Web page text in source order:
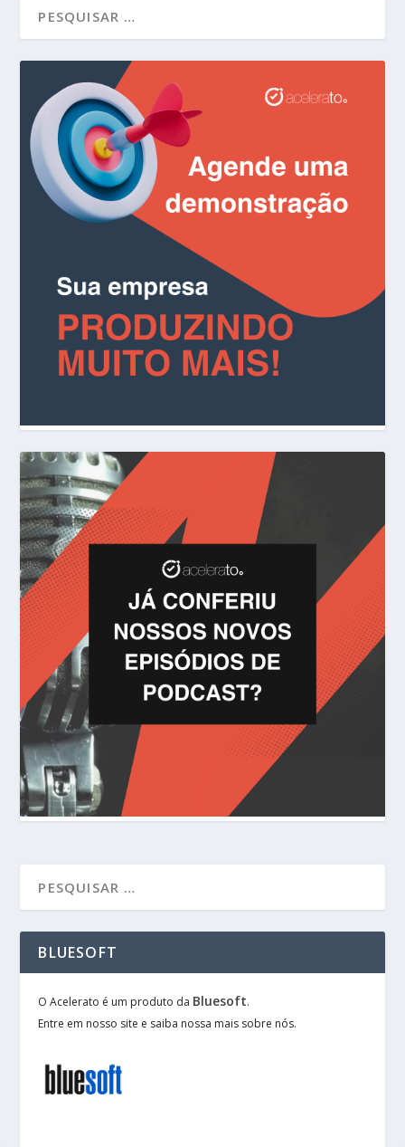
BLUESOFT
O Acelerato é um produto da Bluesoft.
Entre em nosso site e saiba nossa mais sobre nós.